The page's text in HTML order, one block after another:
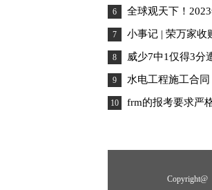
6 全球观天下！
7 小事记 | 荣万家收
8 威少7中1仅得3分
9 水电工程施工合
10 frm的报考要求严